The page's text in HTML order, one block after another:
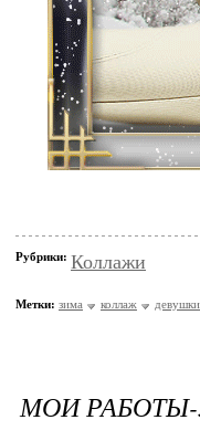
Рубрики: Коллажи
Метки: зима коллаж девушки
МОИ РАБОТЫ-